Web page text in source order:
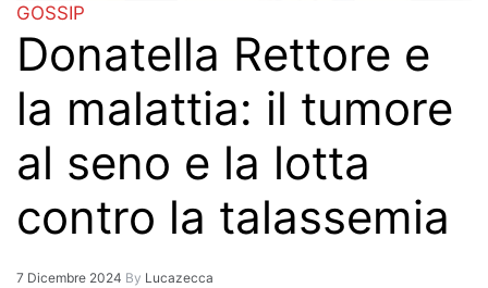
GOSSIP
Donatella Rettore e
la malattia: il tumore
al seno e la lotta
contro la talassemia
7 Dicembre 2024 By Lucazecca